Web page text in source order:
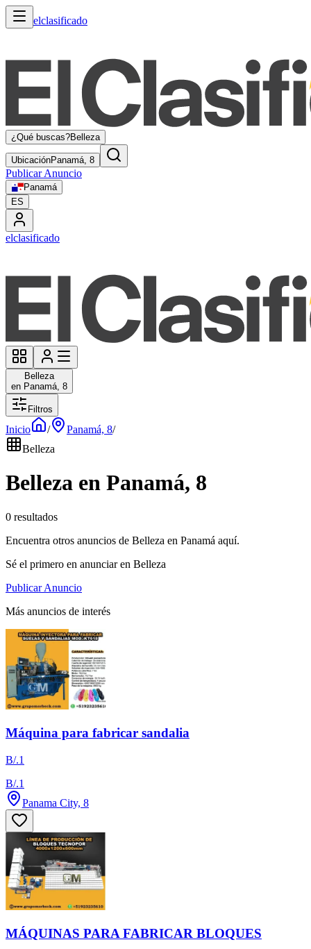
elclasificado
¿Qué buscas?Belleza
UbicaciónPanamá, 8
Publicar Anuncio
Panamá
ES
elclasificado
Belleza
en Panamá, 8
Filtros
Inicio / Panamá, 8/
Belleza
Belleza en Panamá, 8
0 resultados
Encuentra otros anuncios de Belleza en Panamá aquí.
Sé el primero en anunciar en Belleza
Publicar Anuncio
Más anuncios de interés
Máquina para fabricar sandalia
B/.1
B/.1
Panama City, 8
MÁQUINAS PARA FABRICAR BLOQUES